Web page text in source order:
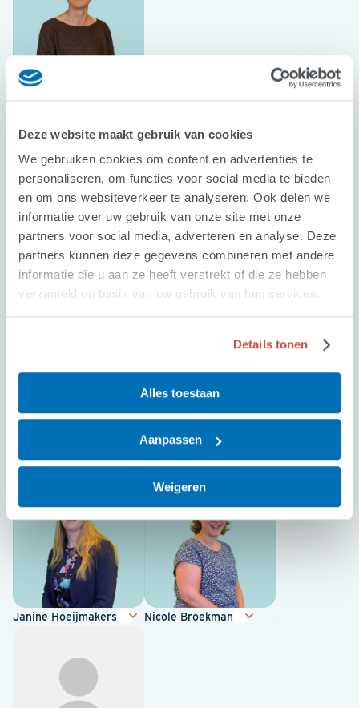
Deze website maakt gebruik van cookies
We gebruiken cookies om content en advertenties te
personaliseren, om functies voor social media te bieden
en om ons websiteverkeer te analyseren. Ook delen we
informatie over uw gebruik van onze site met onze
partners voor social media, adverteren en analyse. Deze
partners kunnen deze gegevens combineren met andere
informatie die u aan ze heeft verstrekt of die ze hebben
verzameld op basis van uw gebruik van hun services.
Details tonen
Alles toestaan
Aanpassen
Weigeren
Rinske Maathuis
Karin Heij Marrette Broekman
Geestelijk verzorger
Diëtist
Janine Hoeijmakers Nicole Broekman